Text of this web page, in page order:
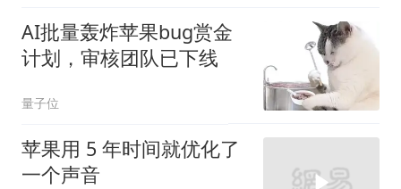
AI批量轰炸苹果bug赏金
计划，审核团队已下线
量子位
苹果用 5 年时间就优化了
一个声音